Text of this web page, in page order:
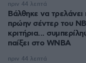
Βάλθηκε να
πρώην σέντερ του
κριτήρια...
παίξει στο WNBA
πριν 44 λεπτά
πριν 44 λεπτά